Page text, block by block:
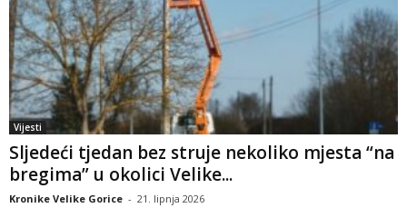
Vijesti
Sljedeći tjedan bez struje nekoliko mjesta “na
bregima” u okolici Velike...
Kronike Velike Gorice - 21. lipnja 2026